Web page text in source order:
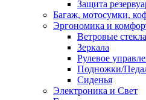
Защита
Багаж, мотосумки,
Эргономика и
Ветровые стекла
Зеркала
Рулевое
Подножки/
Сиденья
Электроника и Свет